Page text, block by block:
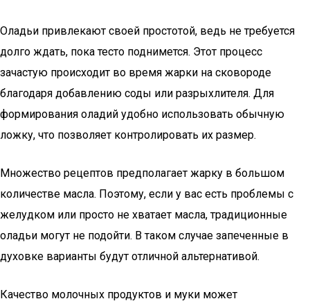
Оладьи привлекают своей простотой, ведь не требуется
долго ждать, пока тесто поднимется. Этот процесс
зачастую происходит во время жарки на сковороде
благодаря добавлению соды или разрыхлителя. Для
формирования оладий удобно использовать обычную
ложку, что позволяет контролировать их размер.
Множество рецептов предполагает жарку в большом
количестве масла. Поэтому, если у вас есть проблемы с
желудком или просто не хватает масла, традиционные
оладьи могут не подойти. В таком случае запеченные в
духовке варианты будут отличной альтернативой.
Качество молочных продуктов и муки может